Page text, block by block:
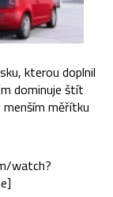
kterou doplnil
dominuje štít
měřítku
watch?